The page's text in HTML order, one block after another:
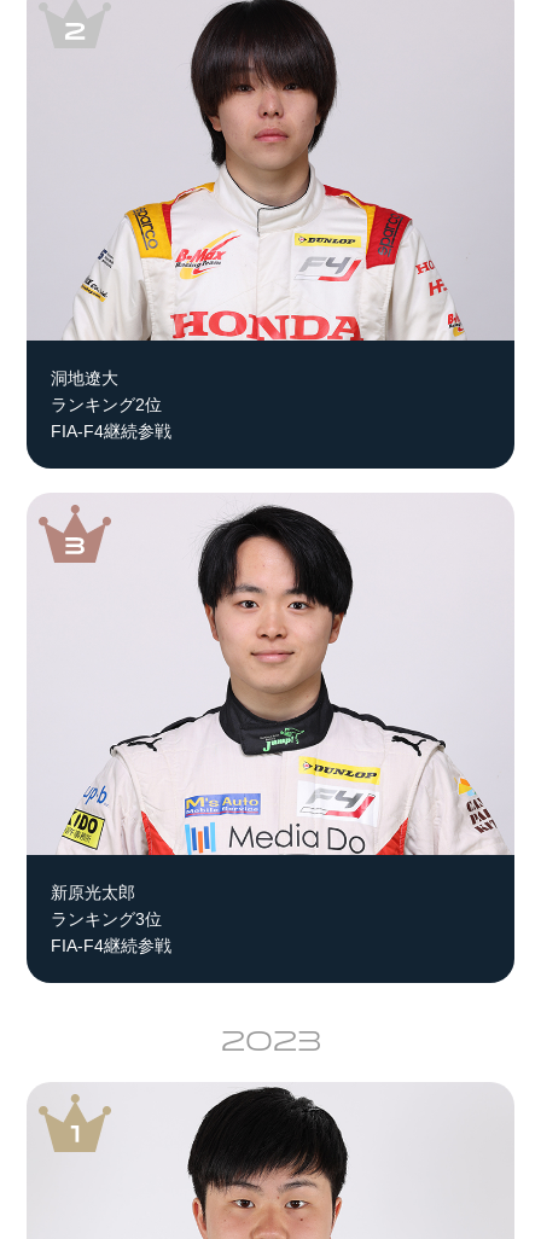
洞地遼大
ランキング2位
FIA-F4継続参戦
新原光太郎
ランキング3位
FIA-F4継続参戦
2023